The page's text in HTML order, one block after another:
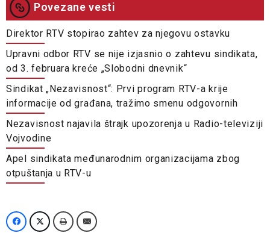
Povezane vesti
Direktor RTV stopirao zahtev za njegovu ostavku
Upravni odbor RTV se nije izjasnio o zahtevu sindikata,
od 3. februara kreće „Slobodni dnevnik“
Sindikat „Nezavisnost“: Prvi program RTV-a krije
informacije od građana, tražimo smenu odgovornih
Nezavisnost najavila štrajk upozorenja u Radio-televiziji
Vojvodine
Apel sindikata međunarodnim organizacijama zbog
otpuštanja u RTV-u